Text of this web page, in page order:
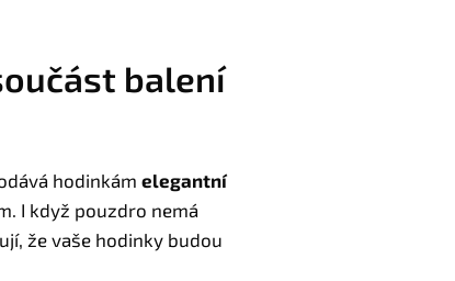
balení
hodinkám elegantní
I když pouzdro nemá
že vaše hodinky budou